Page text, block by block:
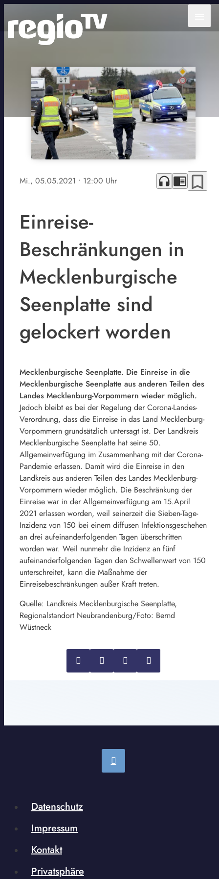
Mi., 05.05.2021 • 12:00 Uhr headphones chrome_reader_mode bookmark_border
Einreise-
Beschränkungen in
Mecklenburgische
Seenplatte sind
gelockert worden
Mecklenburgische Seenplatte. Die Einreise in die
Mecklenburgische Seenplatte aus anderen Teilen des
Landes Mecklenburg-Vorpommern wieder möglich.
Jedoch bleibt es bei der Regelung der Corona-Landes-
Verordnung, dass die Einreise in das Land Mecklenburg-
Vorpommern grundsätzlich untersagt ist. Der Landkreis
Mecklenburgische Seenplatte hat seine 50.
Allgemeinverfügung im Zusammenhang mit der Corona-
Pandemie erlassen. Damit wird die Einreise in den
Landkreis aus anderen Teilen des Landes Mecklenburg-
Vorpommern wieder möglich. Die Beschränkung der
Einreise war in der Allgemeinverfügung am 15.April
2021 erlassen worden, weil seinerzeit die Sieben-Tage-
Inzidenz von 150 bei einem diffusen Infektionsgeschehen
an drei aufeinanderfolgenden Tagen überschritten
worden war. Weil nunmehr die Inzidenz an fünf
aufeinanderfolgenden Tagen den Schwellenwert von 150
unterschreitet, kann die Maßnahme der
Einreisebeschränkungen außer Kraft treten.
Quelle: Landkreis Mecklenburgische Seenplatte,
Regionalstandort Neubrandenburg/Foto: Bernd
Wüstneck
Datenschutz
Impressum
Kontakt
Privatsphäre